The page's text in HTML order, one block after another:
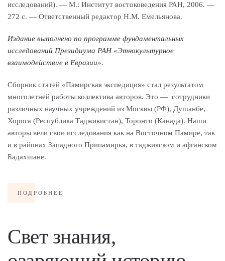
исследований). — М.: Институт востоковедения РАН, 2006. —
272 с. — Ответственный редактор Н.М. Емельянова.
Издание выполнено по программе фундаментальных
исследований Президиума РАН «Этнокультурное
взаимодействие в Евразии».
Сборник статей «Памирская экспедиция» стал результатом
многолетней работы коллектива авторов. Это — сотрудники
различных научных учреждений из Москвы (РФ), Душанбе,
Хорога (Республика Таджикистан), Торонто (Канада). Наши
авторы вели свои исследования как на Восточном Памире, так
и в районах Западного Припамирья, в таджикском и афганском
Бадахшане.
ПОДРОБНЕЕ
Свет знания,